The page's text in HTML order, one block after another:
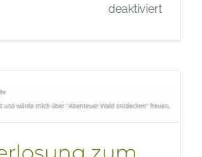
deaktiviertfür